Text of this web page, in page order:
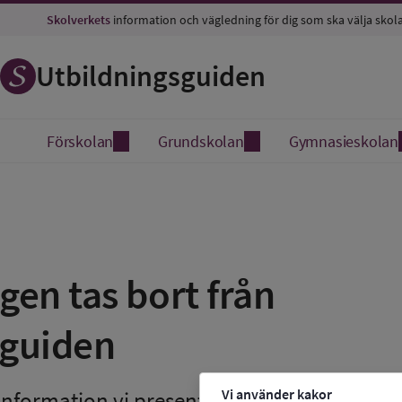
Vi använder kakor
Skolverkets information och vägledning för dig som ska välja
Utbildningsguiden
Förskolan Grundskolan Gymnasieskolan
tas bort från